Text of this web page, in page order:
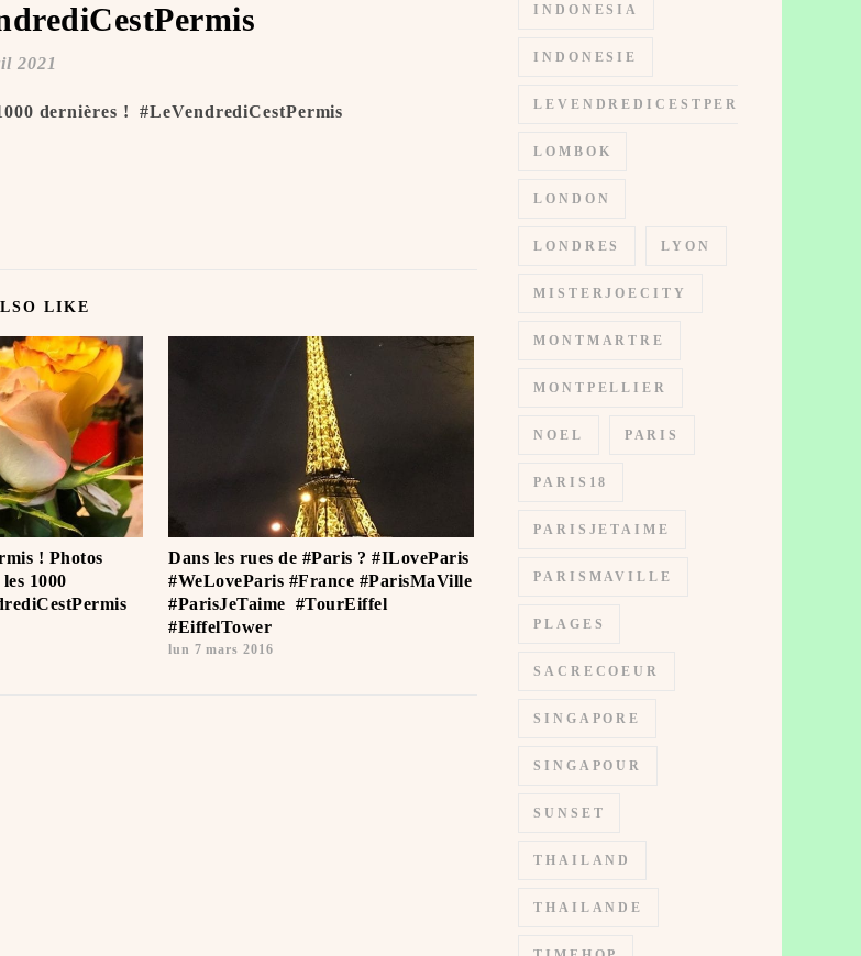
2021
dernières ! ️ #LeVendrediCestPermis
LIKE
! Photos
1000
Dans les rues de #Paris ? #ILoveParis
#WeLoveParis #France #ParisMaVille
#ParisJeTaime ️ #TourEiffel
#EiffelTower
lun 7 mars 2016
INDONESIA
INDONESIE
LEVENDREDICESTPERMIS
LOMBOK
LONDON
LONDRES LYON
MISTERJOECITY
MONTMARTRE
MONTPELLIER
NOEL PARIS
PARIS18
PARISJETAIME
PARISMAVILLE
PLAGES
SACRECOEUR
SINGAPORE
SINGAPOUR
SUNSET
THAILAND
THAILANDE